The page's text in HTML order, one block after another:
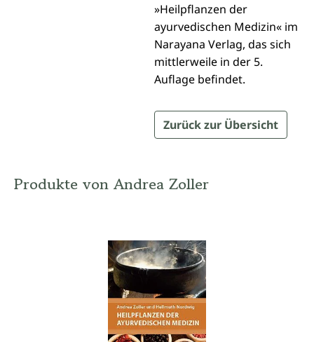
»Heilpflanzen der
ayurvedischen Medizin« im
Narayana Verlag, das sich
mittlerweile in der 5.
Auflage befindet.
Zurück zur Übersicht
Produkte von Andrea Zoller